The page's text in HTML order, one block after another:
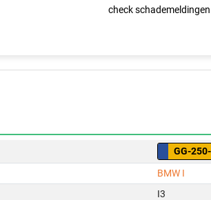
check
GG-
BMW I
I3